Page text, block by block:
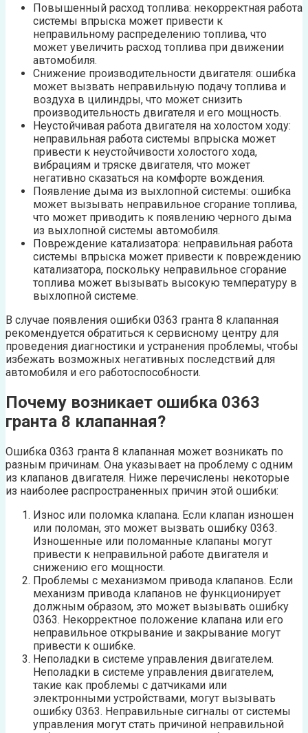
Повышенный расход топлива: некорректная работа
системы впрыска может привести к
неправильному распределению топлива, что
может увеличить расход топлива при движении
автомобиля.
Снижение производительности двигателя: ошибка
может вызвать неправильную подачу топлива и
воздуха в цилиндры, что может снизить
производительность двигателя и его мощность.
Неустойчивая работа двигателя на холостом ходу:
неправильная работа системы впрыска может
привести к неустойчивости холостого хода,
вибрациям и тряске двигателя, что может
негативно сказаться на комфорте вождения.
Появление дыма из выхлопной системы: ошибка
может вызывать неправильное сгорание топлива,
что может приводить к появлению черного дыма
из выхлопной системы автомобиля.
Повреждение катализатора: неправильная работа
системы впрыска может привести к повреждению
катализатора, поскольку неправильное сгорание
топлива может вызывать высокую температуру в
выхлопной системе.
В случае появления ошибки 0363 гранта 8 клапанная
рекомендуется обратиться к сервисному центру для
проведения диагностики и устранения проблемы, чтобы
избежать возможных негативных последствий для
автомобиля и его работоспособности.
Почему возникает ошибка 0363
гранта 8 клапанная?
Ошибка 0363 гранта 8 клапанная может возникать по
разным причинам. Она указывает на проблему с одним
из клапанов двигателя. Ниже перечислены некоторые
из наиболее распространенных причин этой ошибки:
Износ или поломка клапана. Если клапан изношен
или поломан, это может вызвать ошибку 0363.
Изношенные или поломанные клапаны могут
привести к неправильной работе двигателя и
снижению его мощности.
Проблемы с механизмом привода клапанов. Если
механизм привода клапанов не функционирует
должным образом, это может вызывать ошибку
0363. Некорректное положение клапана или его
неправильное открывание и закрывание могут
привести к ошибке.
Неполадки в системе управления двигателем.
Неполадки в системе управления двигателем,
такие как проблемы с датчиками или
электронными устройствами, могут вызывать
ошибку 0363. Неправильные сигналы от системы
управления могут стать причиной неправильной